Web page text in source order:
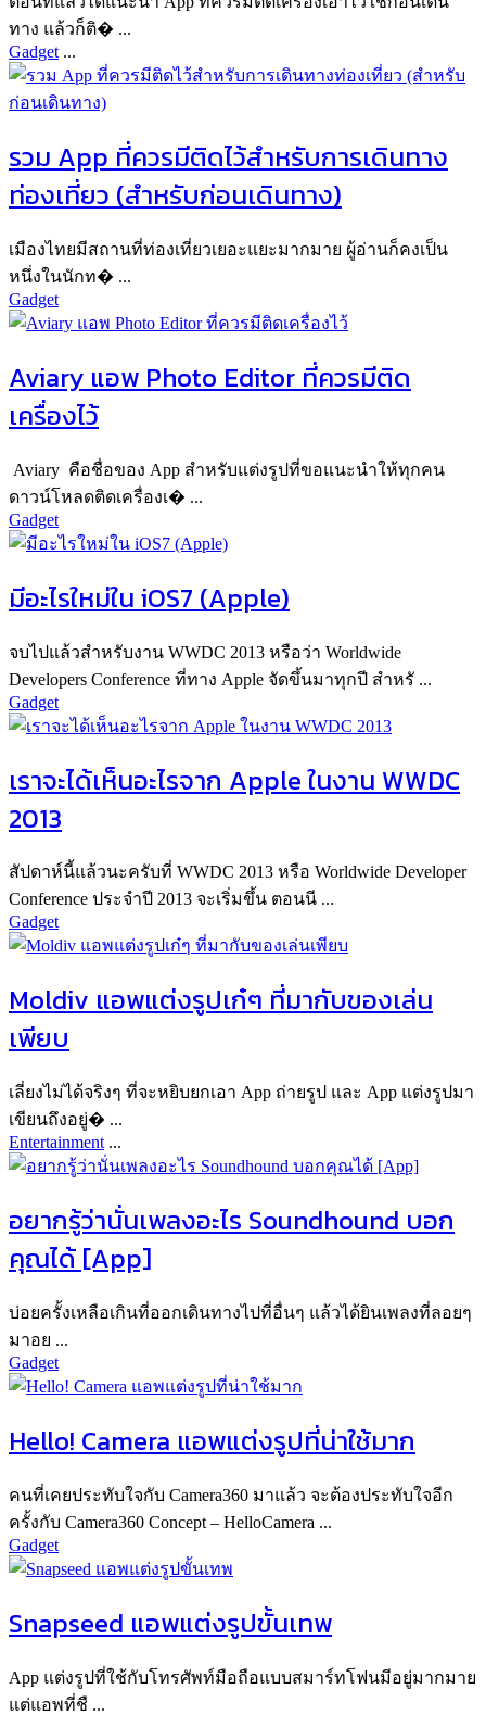
ทาง แล้วก็ติ� ...
Gadget ...
รวม App ที่ควรมีติดไว้สำหรับการเดินทาง
ท่องเที่ยว (สำหรับก่อนเดินทาง)
เมืองไทยมีสถานที่ท่องเที่ยวเยอะแยะมากมาย ผู้อ่านก็คงเป็น
หนึ่งในนักท� ...
Gadget
Aviary แอพ Photo Editor ที่ควรมีติด
เครื่องไว้
Aviary คือชื่อของ App สำหรับแต่งรูปที่ขอแนะนำให้ทุกคน
ดาวน์โหลดติดเครื่องเ� ...
Gadget
มีอะไรใหม่ใน iOS7 (Apple)
จบไปแล้วสำหรับงาน WWDC 2013 หรือว่า Worldwide
Developers Conference ที่ทาง Apple จัดขึ้นมาทุกปี สำหรั ...
Gadget
เราจะได้เห็นอะไรจาก Apple ในงาน WWDC
2013
สัปดาห์นี้แล้วนะครับที่ WWDC 2013 หรือ Worldwide Developer
Conference ประจำปี 2013 จะเริ่มขึ้น ตอนนี ...
Gadget
Moldiv แอพแต่งรูปเก๋ๆ ที่มากับของเล่น
เพียบ
เลี่ยงไม่ได้จริงๆ ที่จะหยิบยกเอา App ถ่ายรูป และ App แต่งรูปมา
เขียนถึงอยู่� ...
Entertainment ...
อยากรู้ว่านั่นเพลงอะไร Soundhound บอก
คุณได้ [App]
บ่อยครั้งเหลือเกินที่ออกเดินทางไปที่อื่นๆ แล้วได้ยินเพลงที่ลอยๆ
มาอย ...
Gadget
Hello! Camera แอพแต่งรูปที่น่าใช้มาก
คนที่เคยประทับใจกับ Camera360 มาแล้ว จะต้องประทับใจอีก
ครั้งกับ Camera360 Concept – HelloCamera ...
Gadget
Snapseed แอพแต่งรูปขั้นเทพ
App แต่งรูปที่ใช้กับโทรศัพท์มือถือแบบสมาร์ทโฟนมีอยู่มากมาย
แต่แอพที่ชื ...